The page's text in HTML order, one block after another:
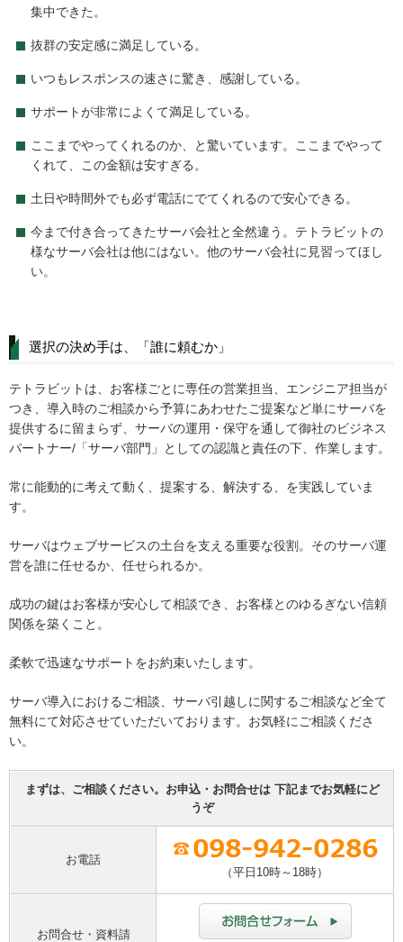
集中できた。
抜群の安定感に満足している。
いつもレスポンスの速さに驚き、感謝している。
サポートが非常によくて満足している。
ここまでやってくれるのか、と驚いています。ここまでやって
くれて、この金額は安すぎる。
土日や時間外でも必ず電話にでてくれるので安心できる。
今まで付き合ってきたサーバ会社と全然違う。テトラビットの
様なサーバ会社は他にはない。他のサーバ会社に見習ってほし
い。
選択の決め手は、「誰に頼むか」
テトラビットは、お客様ごとに専任の営業担当、エンジニア担当が
つき、導入時のご相談から予算にあわせたご提案など単にサーバを
提供するに留まらず、サーバの運用・保守を通して御社のビジネス
パートナー/「サーバ部門」としての認識と責任の下、作業します。
常に能動的に考えて動く、提案する、解決する、を実践していま
す。
サーバはウェブサービスの土台を支える重要な役割。そのサーバ運
営を誰に任せるか、任せられるか。
成功の鍵はお客様が安心して相談でき、お客様とのゆるぎない信頼
関係を築くこと。
柔軟で迅速なサポートをお約束いたします。
サーバ導入におけるご相談、サーバ引越しに関するご相談など全て
無料にて対応させていただいております。お気軽にご相談くださ
い。
まずは、ご相談ください。お申込・お問合せは 下記までお気軽にど
うぞ
お電話
（平日10時～18時）
お問合せ・資料請